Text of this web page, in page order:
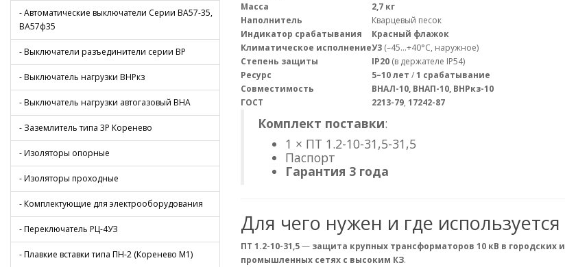
- Автоматические выключатели Серии ВА57-35,
ВА57ф35
- Выключатели разъединители серии ВР
- Выключатель нагрузки ВНРкз
- Выключатель нагрузки автогазовый ВНА
- Заземлитель типа 3Р Коренево
- Изоляторы опорные
- Изоляторы проходные
- Комплектующие для электрооборудования
- Переключатель РЦ-4УЗ
- Плавкие вставки типа ПН-2 (Коренево М1)
Масса
2,7 кг
Наполнитель
Кварцевый песок
Индикатор срабатывания
Красный флажок
Климатическое исполнениеУ3 (–45…+40°C, наружное)
Степень защиты
IP20 (в держателе IP54)
Ресурс
5–10 лет /1 срабатывание
Совместимость
ВНАЛ-10, ВНАП-10, ВНРкз-10
ГОСТ
2213-79, 17242-87
Комплект поставки:
1 × ПТ 1.2-10-31,5-31,5
Паспорт
Гарантия 3 года
Для чего нужен и где используется
ПТ 1.2-10-31,5— защита крупных трансформаторов 10 кВ в городских и
промышленных сетях с высоким КЗ.